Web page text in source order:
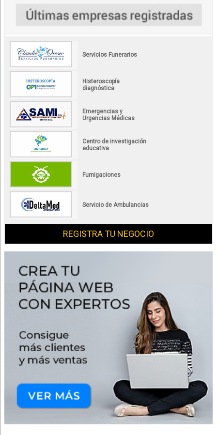
Servicios Funerarios
Histeroscopía
diagnóstica
Emergencias y
Urgencias Médicas
Centro de investigación
educativa
Fumigaciones
Servicio de Ambulancias
REGISTRA TU NEGOCIO